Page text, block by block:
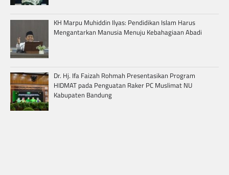
KH Marpu Muhiddin Ilyas: Pendidikan Islam Harus
Mengantarkan Manusia Menuju Kebahagiaan Abadi
Dr. Hj. Ifa Faizah Rohmah Presentasikan Program
HIDMAT pada Penguatan Raker PC Muslimat NU
Kabupaten Bandung